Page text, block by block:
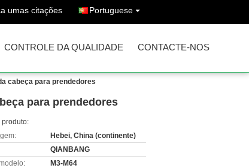
umas citações Portuguese
CONTROLE DA QUALIDADE CONTACTE-NOS
cabeça para prendedores
para prendedores
produto:
Hebei, China (continente)
QIANBANG
M3-M64